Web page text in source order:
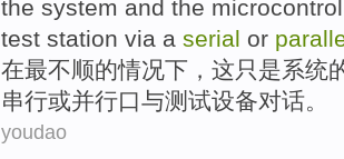
the system and the
test station via a serial or
在最不顺的情况下 ， 这 只是系统
串行或并行口与测试设备对话。
youdao